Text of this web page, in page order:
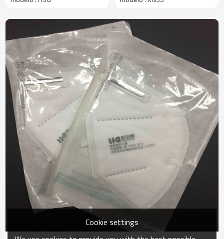
gérmenes gel
respiración reutilizable
149 ffp2
Cookie settings